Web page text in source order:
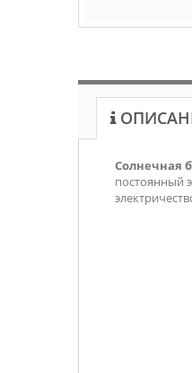
Солнечная
постоянный